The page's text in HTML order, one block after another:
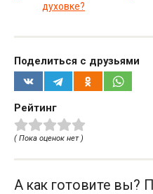
духовке?
Поделиться с друзьями
Рейтинг
( Пока оценок нет )
А как готовите вы?